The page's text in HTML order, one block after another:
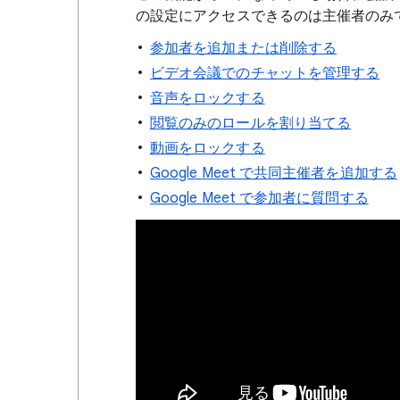
の設定にアクセスできるのは主催者のみ
参加者を追加または削除する
ビデオ会議でのチャットを管理する
音声をロックする
閲覧のみのロールを割り当てる
動画をロックする
Google Meet で共同主催者を追加する
Google Meet で参加者に質問する